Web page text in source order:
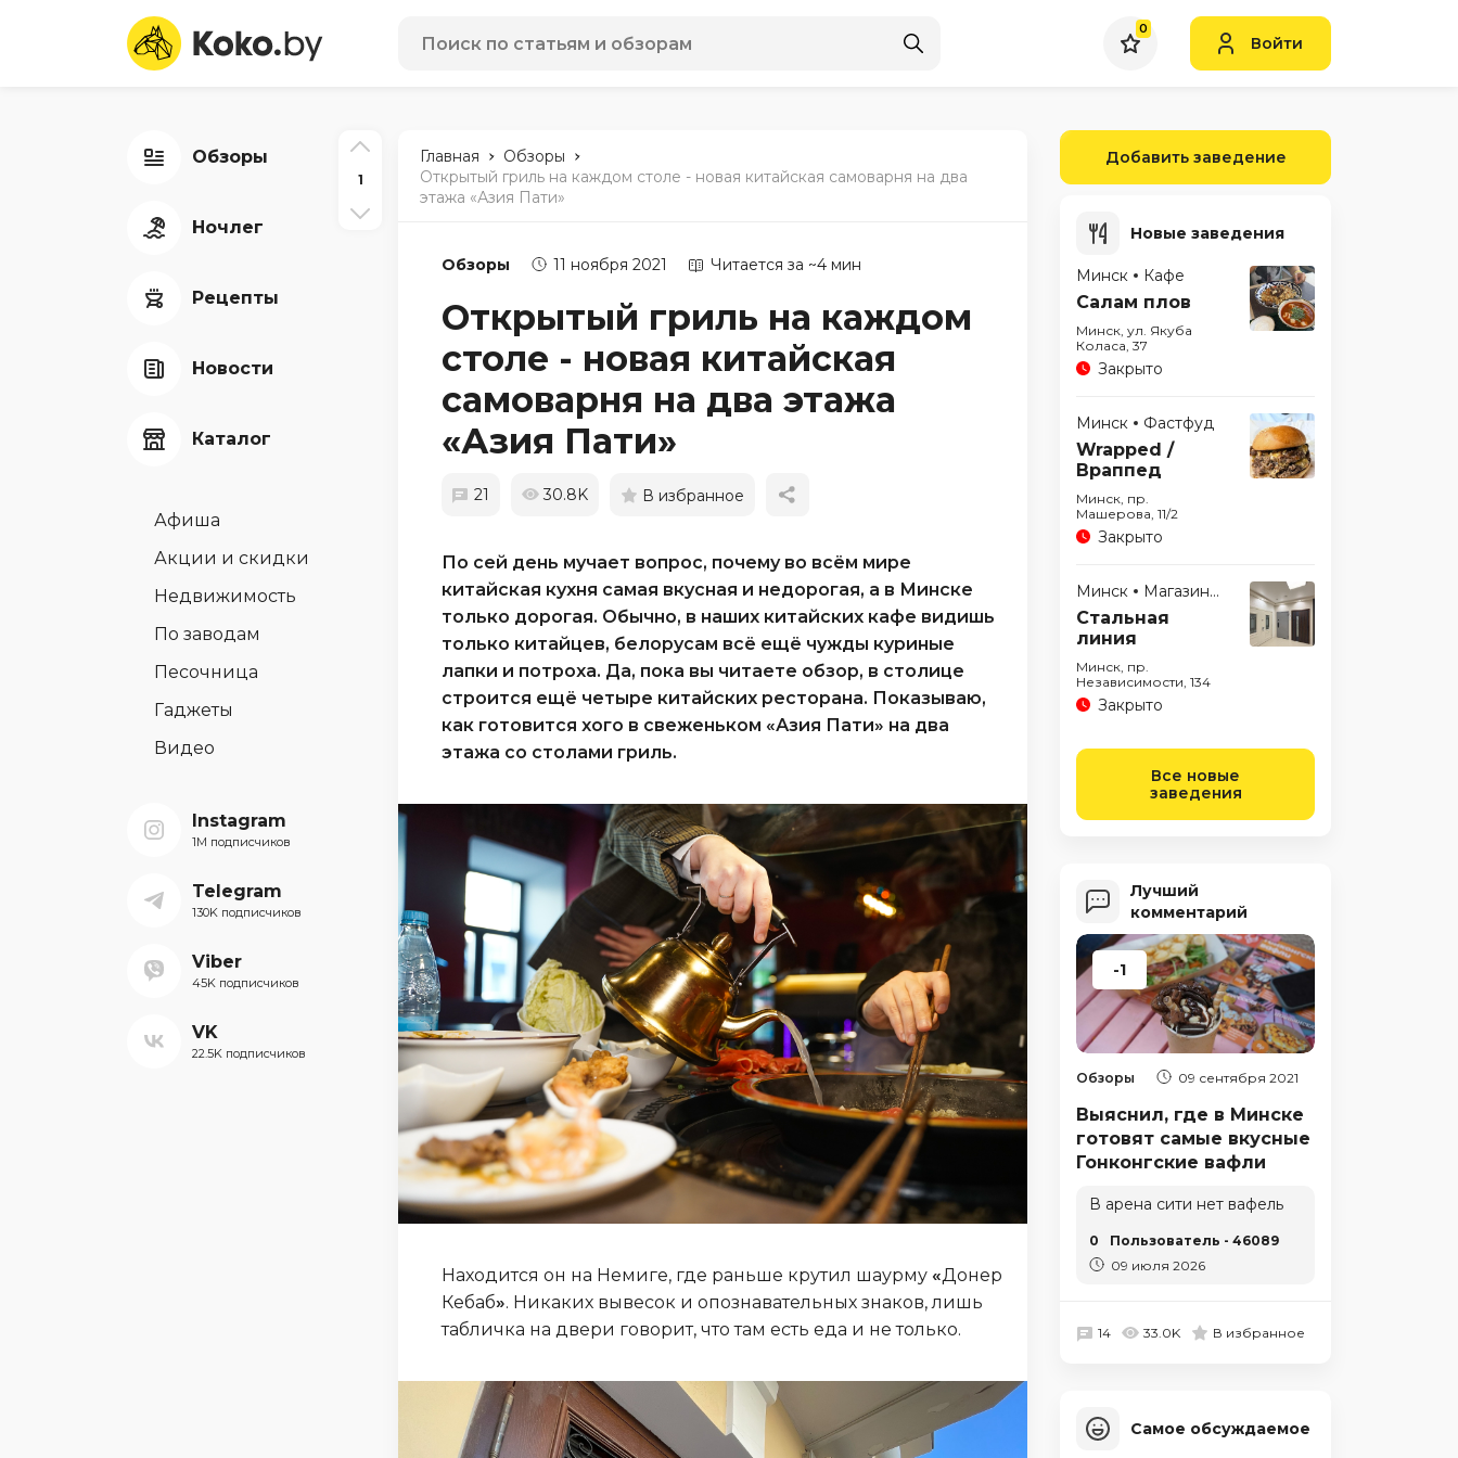
0
Войти
Обзоры
Ночлег
Рецепты
Новости
Каталог
Афиша
Акции и скидки
Недвижимость
По заводам
Песочница
Гаджеты
Видео
Instagram
1M подписчиков
Telegram
130K подписчиков
Viber
45K подписчиков
VK
22.5K подписчиков
1
Главная - Обзоры -
Открытый гриль на каждом столе - новая китайская самоварня на два
этажа «Азия Пати»
Обзоры 11 ноября 2021 Читается за ~4 мин
Открытый гриль на каждом
столе - новая китайская
самоварня на два этажа
«Азия Пати»
21 30.8K В избранное
По сей день мучает вопрос, почему во всём мире
китайская кухня самая вкусная и недорогая, а в Минске
только дорогая. Обычно, в наших китайских кафе видишь
только китайцев, белорусам всё ещё чужды куриные
лапки и потроха. Да, пока вы читаете обзор, в столице
строится ещё четыре китайских ресторана. Показываю,
как готовится хого в свеженьком «Азия Пати» на два
этажа со столами гриль.
Находится он на Немиге, где раньше крутил шаурму «Донер
Кебаб». Никаких вывесок и опознавательных знаков, лишь
табличка на двери говорит, что там есть еда и не только.
Добавить заведение
Новые заведения
Минск Кафе
Салам плов
Минск, ул. Якуба
Коласа, 37
Закрыто
Минск Фастфуд
Wrapped /
Враппед
Минск, пр.
Машерова, 11/2
Закрыто
Минск Магазины
Стальная
линия
Минск, пр.
Независимости, 134
Закрыто
Все новые
заведения
Лучший
комментарий
-1
Обзоры 09 сентября 2021
Выяснил, где в Минске
готовят самые вкусные
Гонконгские вафли
В арена сити нет вафель
0
Пользователь - 46089
09 июля 2026
14 33.0K В избранное
Самое обсуждаемое